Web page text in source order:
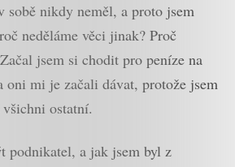
sobě nikdy neměl, a proto jsem
neděláme věci jinak? Proč
jsem si chodit pro peníze na
oni mi je začali dávat, protože jsem
ostatní.
podnikatel, a jak jsem byl z